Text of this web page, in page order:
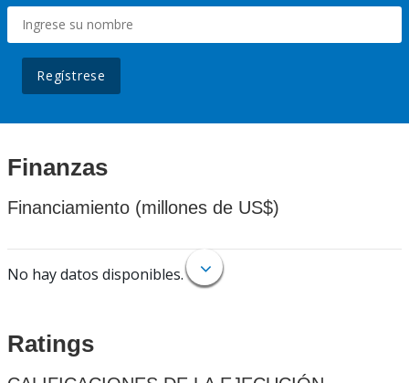
Regístrese
Finanzas
Financiamiento (millones de US$)
No hay datos disponibles.
Ratings